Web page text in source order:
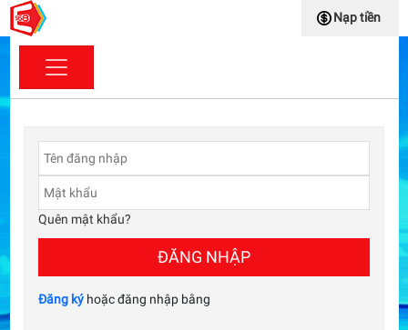
Nạp tiền
Quên mật khẩu?
ĐĂNG NHẬP
Đăng ký hoặc đăng nhập bằng